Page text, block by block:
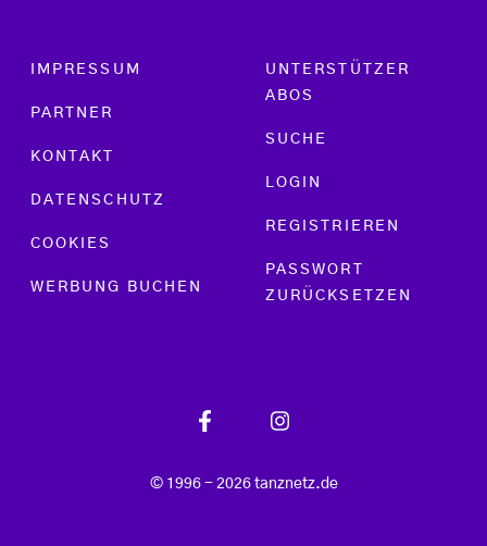
Footer menu
IMPRESSUM
PARTNER
KONTAKT
DATENSCHUTZ
COOKIES
WERBUNG BUCHEN
UNTERSTÜTZER
ABOS
SUCHE
LOGIN
REGISTRIEREN
PASSWORT
ZURÜCKSETZEN
© 1996 - 2026 tanznetz.de